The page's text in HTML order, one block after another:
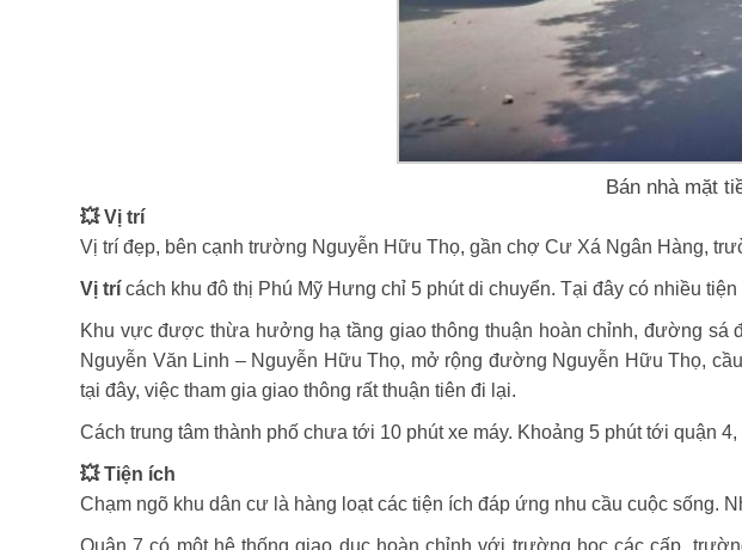
Bán nhà mặt
💥 Vị trí
Vị trí đẹp, bên cạnh trường Nguyễn Hữu Thọ, gần chợ Cư Xá Ngân Hàng,
Vị trí cách khu đô thị Phú Mỹ Hưng chỉ 5 phút di chuyển. Tại đây có nhiều
Khu vực được thừa hưởng hạ tầng giao thông thuận hoàn chỉnh, đường
Nguyễn Văn Linh – Nguyễn Hữu Thọ, mở rộng đường Nguyễn Hữu Thọ,
tại đây, việc tham gia giao thông rất thuận tiên đi lại.
Cách trung tâm thành phố chưa tới 10 phút xe máy. Khoảng 5 phút tới quận 4,
💥 Tiện ích
Chạm ngõ khu dân cư là hàng loạt các tiện ích đáp ứng nhu cầu cuộc sống.